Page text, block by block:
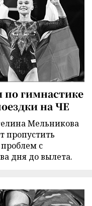
по гимнастике
на ЧЕ
Мельникова
пропустить
с
дня до вылета.